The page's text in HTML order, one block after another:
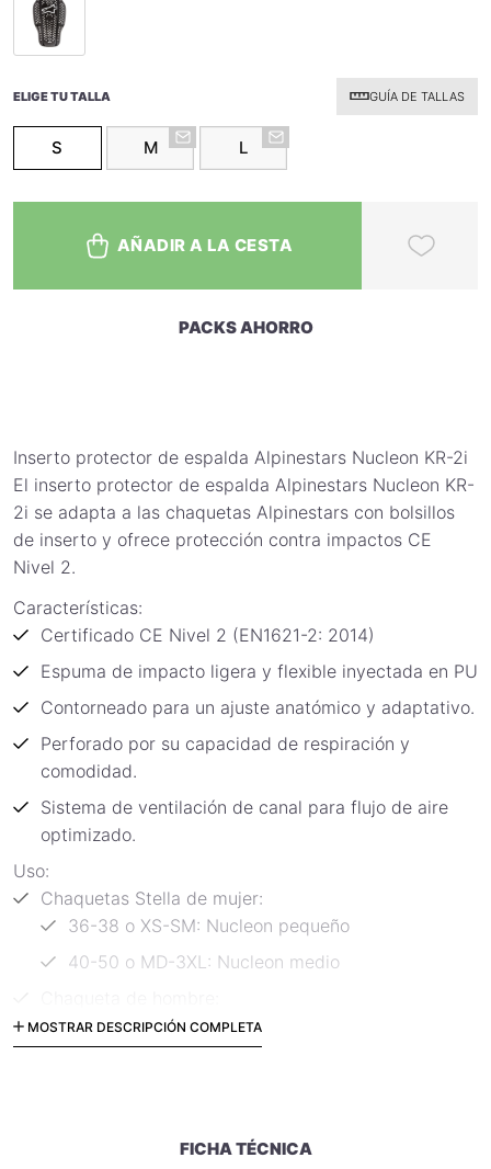
ELIGE TU TALLA GUÍA DE TALLAS
S M L
AÑADIR A LA CESTA
PACKS AHORRO
Inserto protector de espalda Alpinestars Nucleon KR-2i
El inserto protector de espalda Alpinestars Nucleon KR-
2i se adapta a las chaquetas Alpinestars con bolsillos
de inserto y ofrece protección contra impactos CE
Nivel 2.
Características:
Certificado CE Nivel 2 (EN1621-2: 2014)
Espuma de impacto ligera y flexible inyectada en PU
Contorneado para un ajuste anatómico y adaptativo.
Perforado por su capacidad de respiración y
comodidad.
Sistema de ventilación de canal para flujo de aire
optimizado.
Uso:
Chaquetas Stella de mujer:
36-38 o XS-SM: Nucleon pequeño
40-50 o MD-3XL: Nucleon medio
44-50 o XS-MD: Nucleon medio
MD - 16.75 "L x 9.75 W
MOSTRAR DESCRIPCIÓN COMPLETA
FICHA TÉCNICA